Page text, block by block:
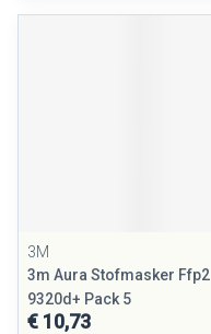
3M
3m Aura Stofmasker Ffp2
9320d+ Pack 5
€ 10,73